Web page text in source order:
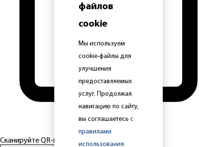
файлов
cookie
Мы используем
cookie-файлы для
улучшения
предоставляемых
услуг. Продолжая
навигацию по сайту,
вы соглашаетесь с
правилами
использования
Сканируйте QR-код